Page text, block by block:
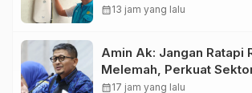
Charging Services PLN
calendar_month13 jam yang lalu
Amin Ak: Jangan Ratapi
Melemah, Perkuat
Negara
calendar_month17 jam yang lalu